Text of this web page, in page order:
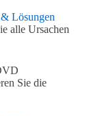
Lösungen
alle Ursachen
Sie die